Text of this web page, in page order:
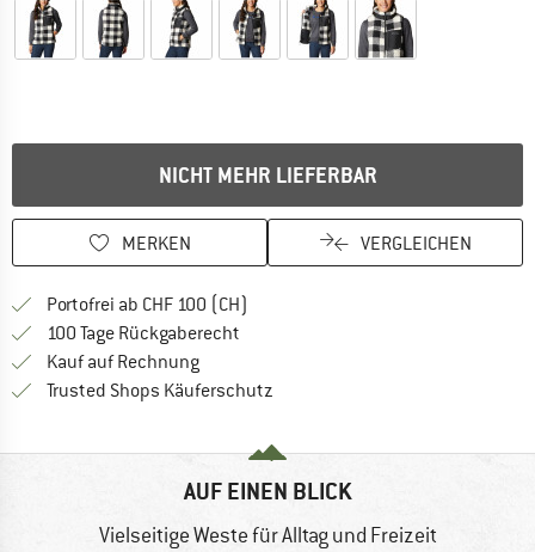
NICHT MEHR LIEFERBAR
MERKEN VERGLEICHEN
Portofrei ab CHF 100 (CH)
100 Tage Rückgaberecht
Kauf auf RechnungFinde die Zahlungs-Infos hier! Öffnet
Trusted Shops Käuferschutz
AUF EINEN BLICK
Vielseitige Weste für Alltag und Freizeit